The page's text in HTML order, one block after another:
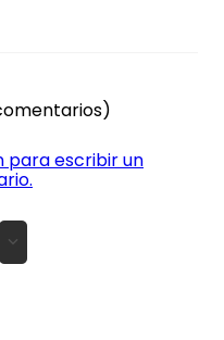
para escribir un